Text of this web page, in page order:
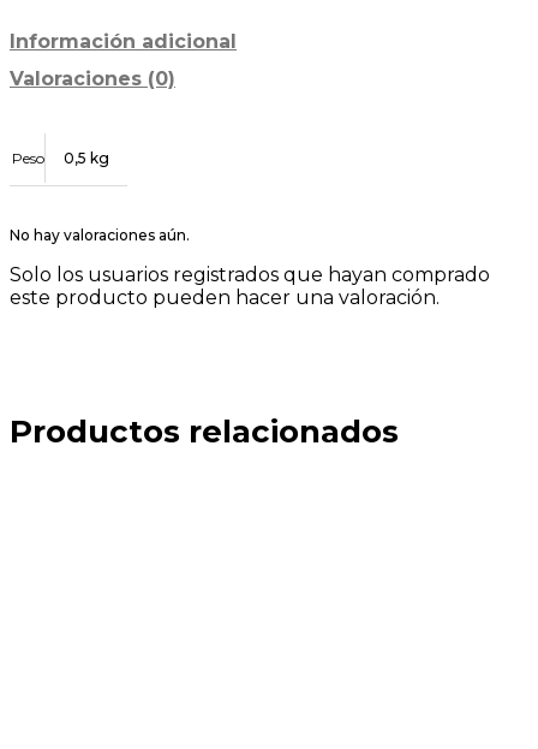
Información adicional
Valoraciones (0)
Peso 0,5 kg
No hay valoraciones aún.
Solo los usuarios registrados que hayan comprado
este producto pueden hacer una valoración.
Productos relacionados